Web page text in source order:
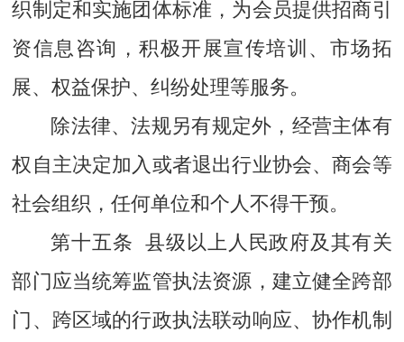
织制定和实施团体标准，为会员提供招商引
资信息咨询，积极开展宣传培训、市场拓
展、权益保护、纠纷处理等服务。
除法律、法规另有规定外，经营主体有
权自主决定加入或者退出行业协会、商会等
社会组织，任何单位和个人不得干预。
第十五条 县级以上人民政府及其有关
部门应当统筹监管执法资源，建立健全跨部
门、跨区域的行政执法联动响应、协作机制